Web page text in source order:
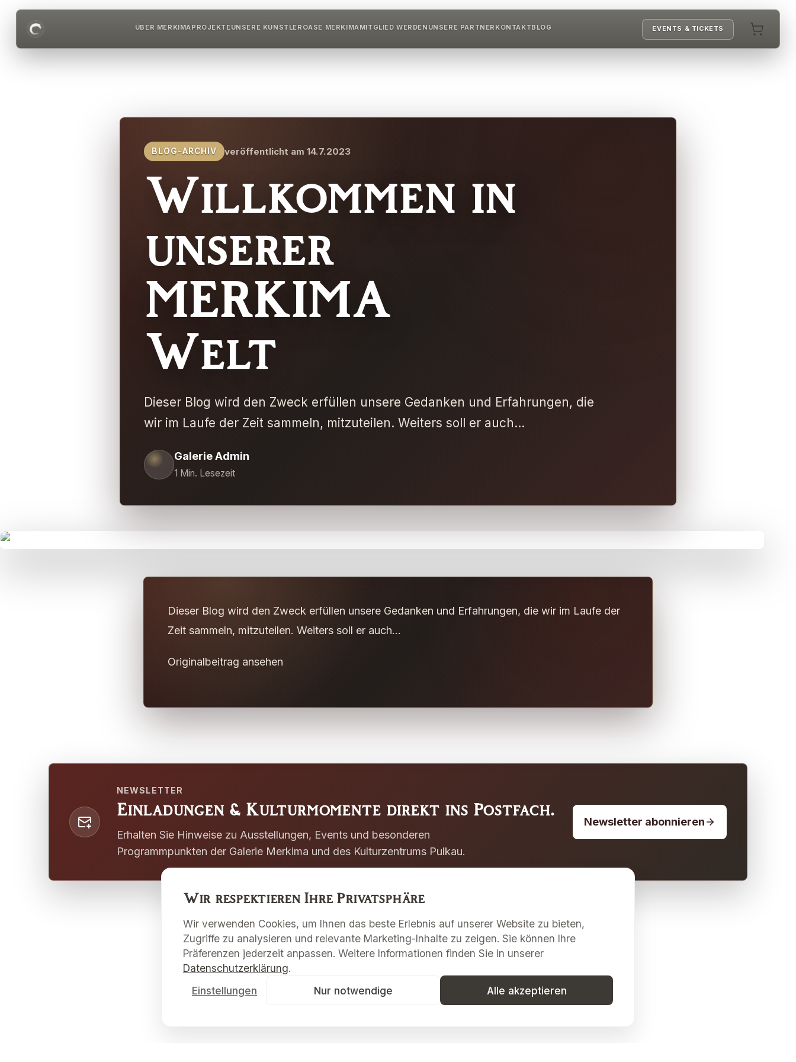
Wir respektieren Ihre Privatsphäre
Wir verwenden Cookies, um Ihnen das beste Erlebnis auf unserer Website zu bieten,
Zugriffe zu analysieren und relevante Marketing-Inhalte zu zeigen. Sie können Ihre
Präferenzen jederzeit anpassen. Weitere Informationen finden Sie in unserer
Datenschutzerklärung.
Einstellungen
Nur notwendige Alle akzeptieren
ÜBER MERKIMA PROJEKTEUNSERE KÜNSTLER OASE MERKIMA MITGLIED WERDEN UNSERE PARTNER KONTAKT BLOG EVENTS & TICKETS
BLOG-ARCHIV veröffentlicht am 14.7.2023
Willkommen in
unserer
MERKIMA
Welt
Dieser Blog wird den Zweck erfüllen unsere Gedanken und Erfahrungen, die
wir im Laufe der Zeit sammeln, mitzuteilen. Weiters soll er auch...
Galerie Admin
1 Min. Lesezeit
Dieser Blog wird den Zweck erfüllen unsere Gedanken und Erfahrungen, die wir im Laufe der
Zeit sammeln, mitzuteilen. Weiters soll er auch...
Originalbeitrag ansehen
NEWSLETTER
Einladungen & Kulturmomente direkt ins Postfach.
Erhalten Sie Hinweise zu Ausstellungen, Events und besonderen
Programmpunkten der Galerie Merkima und des Kulturzentrums Pulkau.
Newsletter abonnieren